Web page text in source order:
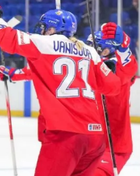
pětiboj
hry
Parasport
Plavání
Plážový volejbal